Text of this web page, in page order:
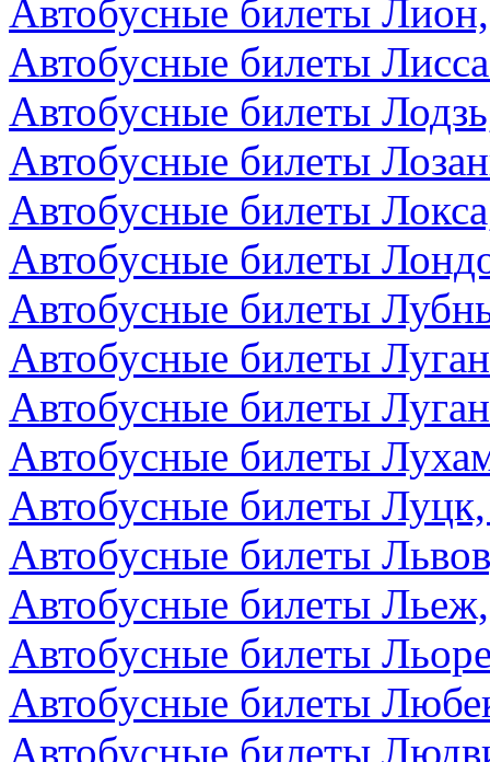
Автобусные билеты
Автобусные билеты
Автобусные билеты
Автобусные билеты
Автобусные билеты
Автобусные билеты
Автобусные билеты
Автобусные билеты
Автобусные билеты
Автобусные билеты
Автобусные билеты
Автобусные билеты
Автобусные билеты
Автобусные билеты
Автобусные билеты
Автобусные билеты